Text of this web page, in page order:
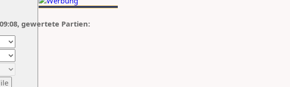
gewertete Partien: